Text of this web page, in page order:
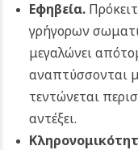
Εφηβεία.
γρήγορων
μεγαλώνει
αναπτύσσονται
τεντώνεται
αντέξει.